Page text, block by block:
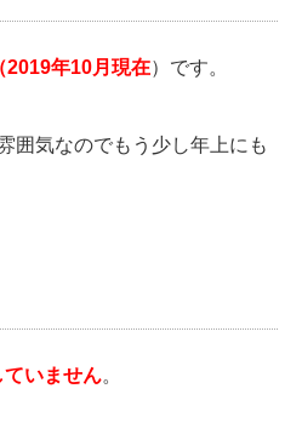
2019年10月現在）です。
囲気なのでもう少し年上にも
いません。